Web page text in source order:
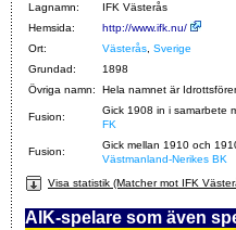
Lagnamn:
IFK Västerås
Hemsida:
http://www.ifk.nu/
Ort:
Västerås Sverige
Grundad:
1898
Övriga namn:
Hela namnet är
Fusion:
Gick 1908 in i samarbete
FK
Fusion:
Gick mellan 1910 och
Västmanland-Nerikes BK
Visa statistik (Matcher mot IFK
AIK-spelare som även